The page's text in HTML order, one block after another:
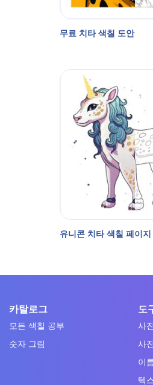
무료 치타 색칠 도안
유니콘 치타 색칠 페이지
카탈로그
모든 색칠 공부
숫자 그림
도
사
사
이
텍